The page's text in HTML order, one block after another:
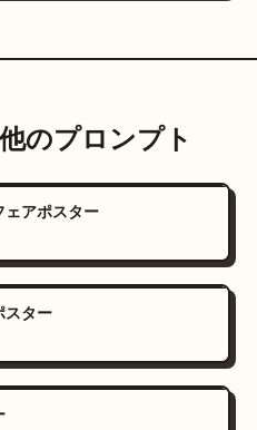
のプロンプト
ェアポスター
スター